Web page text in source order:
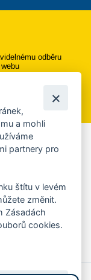
odběru
upozornění na
akce?
používání cookies
a mohli
partnery pro
štítu v levém
změnit.
Zásadách
cookies.